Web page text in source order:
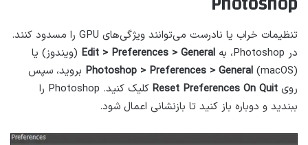
تنظیمات خراب یا نادرست می‌توانند ویژگی‌های GPU را مسدود کنند.
در Photoshop، به
Edit > Preferences > General (ویندوز) یا
Photoshop > Preferences > General (macOS) بروید، سپس
روی Reset Preferences On Quit
کلیک کنید. Photoshop را
ببندید و دوباره باز کنید تا بازنشانی اعمال شود.